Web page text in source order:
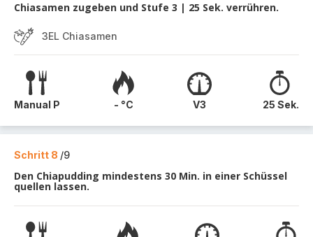
Chiasamen zugeben und Stufe 3 | 25 Sek. verrühren.
3EL Chiasamen
Manual P - °C V3 25 Sek.
Schritt 8 /9
Den Chiapudding mindestens 30 Min. in einer Schüssel
quellen lassen.